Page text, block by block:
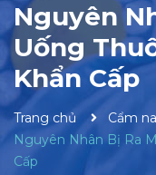
Nguyên
Uống
Khẩn Cấp
Trang chủ
Cẩm
Nguyên Nhân Bị Ra
Cấp